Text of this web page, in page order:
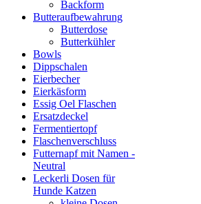
Backform
Butteraufbewahrung
Butterdose
Butterkühler
Bowls
Dippschalen
Eierbecher
Eierkäsform
Essig Oel Flaschen
Ersatzdeckel
Fermentiertopf
Flaschenverschluss
Futternapf mit Namen -
Neutral
Leckerli Dosen für
Hunde Katzen